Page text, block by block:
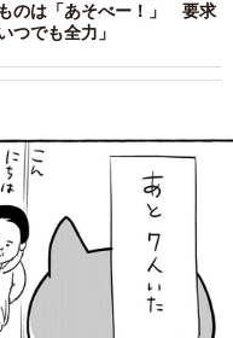
のは「あそべー！」 要求
でも全力」